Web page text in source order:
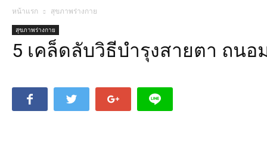
หน้าแรก สุขภาพร่างกาย
สุขภาพร่างกาย
5 เคล็ดลับวิธีบำรุงสายตา ถนอ